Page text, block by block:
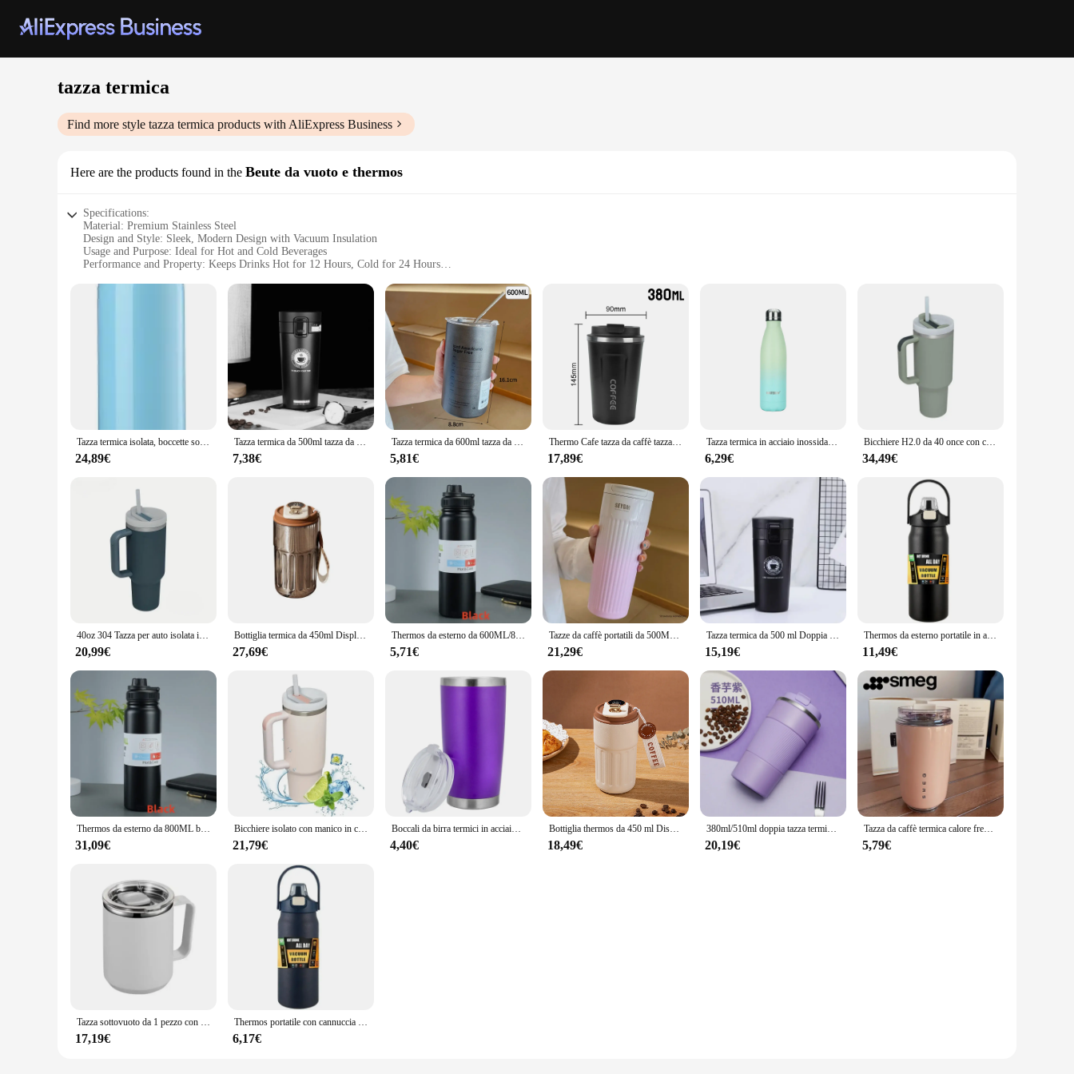
tazza termica
Find more style tazza termica products with AliExpress Business
Here are the products found in the Beute da vuoto e thermos
Specifications:
Material: Premium Stainless Steel
Design and Style: Sleek, Modern Design with Vacuum Insulation
Usage and Purpose: Ideal for Hot and Cold Beverages
Performance and Property: Keeps Drinks Hot for 12 Hours, Cold for 24 Hours
Applicable People: Perfect for On-the-Go Individuals
The tazza termica Beute da vuoto e thermos is a testament to modern design and functionality. Crafted from high-quality stainless steel, this insulated beverage container offers superior durability and
resistance to corrosion. Its sleek, modern aesthetic makes it an attractive addition to any setting, whether it's at home, in the office, or on the go. The vacuum insulation ensures that your beverages
maintain their temperature for extended periods, keeping hot drinks steaming for 12 hours and cold drinks icy for 24 hours.
**Versatile and Convenient Use**
This versatile tazza termica is not just a container; it's a lifestyle choice. Designed for both hot and cold beverages, it's perfect for a range of scenarios, from a morning coffee to an afternoon iced tea.
The included lid and straw make it easy to enjoy your drinks without spills, while the lightweight design ensures it's comfortable to carry wherever you go. Whether you're a busy professional or an
outdoor enthusiast, this tazza termica is your reliable companion for staying hydrated and enjoying your favorite beverages on the move.
**Optimized for Suppliers and Wholesale**
you can offer your clients a durable, stylish, and functional beverage container that meets the demands of modern lifestyles. The sets available for sale are perfect for businesses looking to provide their
customers with a complete solution for enjoying hot and cold beverages on the go.
Tazza termica isolata, boccette sottovuoto 350ml-500ml termos bottiglia d'acqua per auto in acciaio inossidabile, tazze termiche per studenti maschi e femmine
24,89€
Tazza termica da 500ml tazza da caffè a doppia parete in acciaio inossidabile 304 boccetta sottovuoto Thermos bottiglia d'acqua tè caffè tazza termica a prova di perdite
7,38€
Tazza termica da 600ml tazza da caffè portatile in acciaio inossidabile 304 bottiglia d'acqua termica a prova di perdite con bottiglia isolata in paglia bicchieri
5,81€
Thermo Cafe tazza da caffè tazza termica per auto 380/510ML tazza termica da viaggio a tenuta stagna per tè e acqua caffè doppio acciaio inossidabile
17,89€
Tazza termica in acciaio inossidabile da 500ML bottiglia d'acqua sportiva tazze termiche fredde e calde tazza da viaggio sottovuoto bottiglia termica per bici
6,29€
Bicchiere H2.0 da 40 once con cannuccia tazze per auto con isolamento sottovuoto in acciaio inossidabile tazza da viaggio termica a doppia parete ghiacciata
34,49€
40oz 304 Tazza per auto isolata in acciaio inossidabile Bottiglia di acqua calda fredda Tazze da caffè termiche Boccetta per vuoto con manico in cannuccia per lo sport
20,99€
Bottiglia termica da 450ml Display intelligente temperatura tazza sottovuoto in acciaio inossidabile 316 tazza da caffè per ufficio tazza termica portatile aziendale
27,69€
Thermos da esterno da 600ML/800ML bottiglia d'acqua portatile con filtro per il tè tazza termica in acciaio inossidabile 304 boccetta a prova di perdite sport
5,71€
Tazze da caffè portatili da 500ML bottiglie termiche in acciaio inossidabile bottiglia d'acqua per ufficio per auto boccette sottovuoto tazza da caffè tazza termica da viaggio
21,29€
Tazza termica da 500 ml Doppia parete Tazza da caffè in acciaio inossidabile 304 Boccetta per vuoto Thermos Bottiglia d'acqua Tè Caffè Thermos a prova di perdite
15,19€
Thermos da esterno portatile in acciaio inox 304 tazza termica Tumbler boccette sottovuoto bottiglia d'acqua sportiva fredda e calda con cannuccia
11,49€
Thermos da esterno da 800ML bollitore portatile bottiglia d'acqua con filtro per il tè tazza termica in acciaio inossidabile 304 a prova di perdite sport
31,09€
Bicchiere isolato con manico in cannuccia Tazza termica per tempra per tazza sottovuoto in acciaio inossidabile da 1200 ml per bevande al caffè caldo e freddo
21,79€
Boccali da birra termici in acciaio inossidabile da 20 once Thermos con isolamento sottovuoto con coperchio tazza da caffè bottiglia d'acqua per regali per auto
4,40€
Bottiglia thermos da 450 ml Display intelligente Temperatura Tazza sottovuoto in acciaio inossidabile 316 Tazza da caffè per ufficio Tazza termica portatile aziendale
18,49€
380ml/510ml doppia tazza termica da caffè in acciaio inossidabile 304 a prova di perdite antiscivolo per auto boccetta termica da viaggio bottiglia d'acqua
20,19€
Tazza da caffè termica calore freddo due usi in acciaio inossidabile a prova di perdite 240ML Thermos per caffè tazza per bevande tazza da viaggio portatile
5,79€
Tazza sottovuoto da 1 pezzo con manico del coperchio, tazza a doppia parete in acciaio inossidabile con manico e coperchio, tazza isolata portatile per viaggiare
17,19€
Thermos portatile con cannuccia tazza termica in acciaio inossidabile 304 bicchiere tazza da caffè boccette sottovuoto sportive bottiglia d'acqua calda e fredda
6,17€